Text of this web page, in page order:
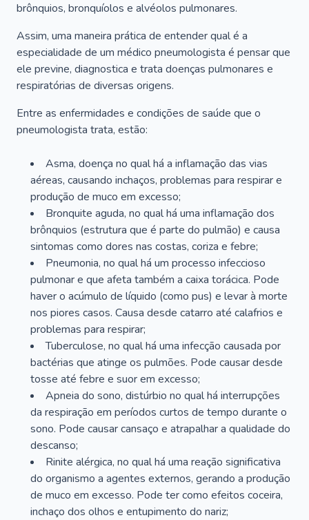
brônquios, bronquíolos e alvéolos pulmonares.
Assim, uma maneira prática de entender qual é a
especialidade de um médico pneumologista é pensar que
ele previne, diagnostica e trata doenças pulmonares e
respiratórias de diversas origens.
Entre as enfermidades e condições de saúde que o
pneumologista trata, estão:
Asma, doença no qual há a inflamação das vias
aéreas, causando inchaços, problemas para respirar e
produção de muco em excesso;
Bronquite aguda, no qual há uma inflamação dos
brônquios (estrutura que é parte do pulmão) e causa
sintomas como dores nas costas, coriza e febre;
Pneumonia, no qual há um processo infeccioso
pulmonar e que afeta também a caixa torácica. Pode
haver o acúmulo de líquido (como pus) e levar à morte
nos piores casos. Causa desde catarro até calafrios e
problemas para respirar;
Tuberculose, no qual há uma infecção causada por
bactérias que atinge os pulmões. Pode causar desde
tosse até febre e suor em excesso;
Apneia do sono, distúrbio no qual há interrupções
da respiração em períodos curtos de tempo durante o
sono. Pode causar cansaço e atrapalhar a qualidade do
descanso;
Rinite alérgica, no qual há uma reação significativa
do organismo a agentes externos, gerando a produção
de muco em excesso. Pode ter como efeitos coceira,
inchaço dos olhos e entupimento do nariz;